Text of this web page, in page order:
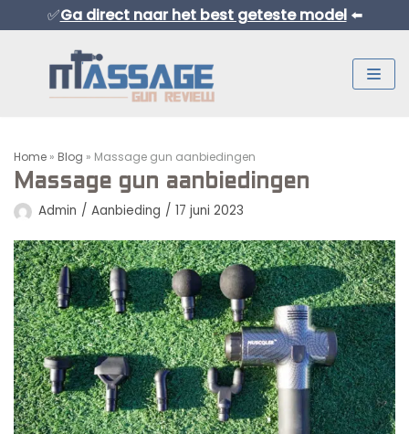
Meteen
inhoud
✅Ga direct naar het best geteste model ⬅️
Normaal Formaat Massage Guns
Professionele Massage Guns
Mini Massage Guns
Overige Producten
Beste Mini Massage Guns
Beste Professionele Massage Pistolen
Home » Blog » Massage gun aanbiedingen
Massage gun aanbiedingen
Admin Aanbieding 17 juni 2023